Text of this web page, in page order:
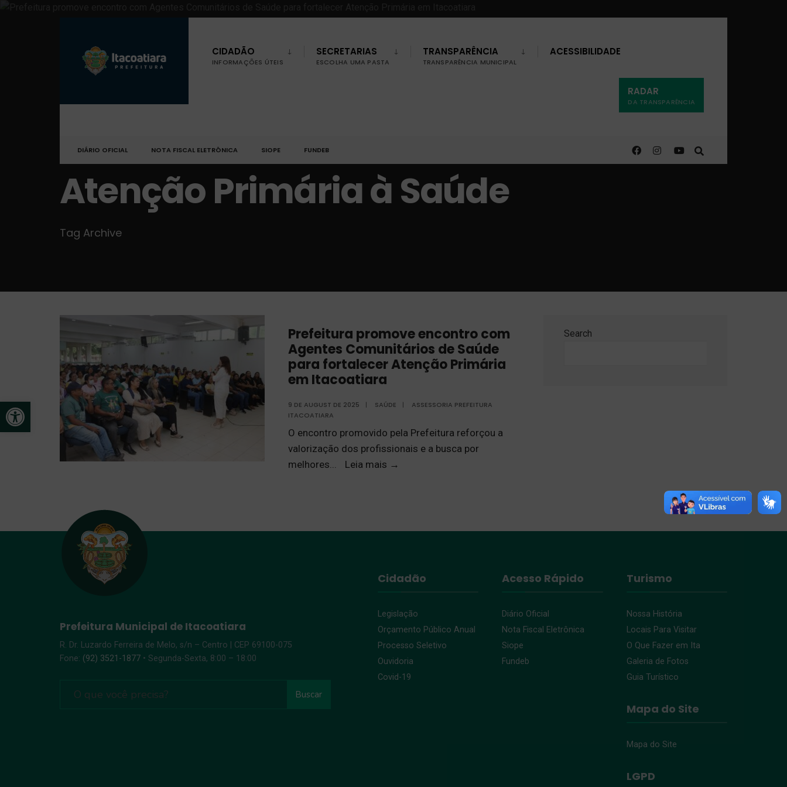
Open toolbar
CIDADÃO
INFORMAÇÕES ÚTEIS
SECRETARIAS
ESCOLHA UMA PASTA
TRANSPARÊNCIA
TRANSPARÊNCIA MUNICIPAL
ACESSIBILIDADE
RADAR
DA TRANSPARÊNCIA
DIÁRIO OFICIAL NOTA FISCAL ELETRÔNICA SIOPE FUNDEB
Atenção Primária à Saúde
Tag Archive
Prefeitura promove encontro com
Agentes Comunitários de Saúde
para fortalecer Atenção Primária
em Itacoatiara
9 DE AUGUST DE 2025 | SAÚDE |
ASSESSORIA PREFEITURA
ITACOATIARA
O encontro promovido pela Prefeitura reforçou a
valorização dos profissionais e a busca por
melhores... Leia mais →
Search
Prefeitura Municipal de Itacoatiara
R. Dr. Luzardo Ferreira de Melo, s/n – Centro | CEP 69100-075
Fone: (92) 3521-1877 • Segunda-Sexta, 8:00 – 18:00
Buscar
Cidadão
Legislação
Orçamento Público Anual
Processo Seletivo
Ouvidoria
Covid-19
Acesso Rápido
Diário Oficial
Nota Fiscal Eletrônica
Siope
Fundeb
Turismo
Nossa História
Locais Para Visitar
O Que Fazer em Ita
Galeria de Fotos
Guia Turístico
Mapa do Site
Mapa do Site
LGPD